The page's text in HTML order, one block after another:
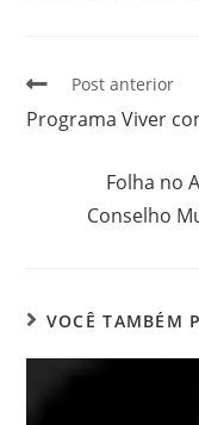
Post anterior
Programa Viver
Folha no
Conselho
VOCÊ TAMBÉM